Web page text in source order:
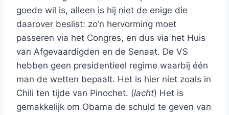
goede wil is, alleen is hij niet de enige die
daarover beslist: zo’n hervorming moet
passeren via het Congres, en dus via het Huis
van Afgevaardigden en de Senaat. De VS
hebben geen presidentieel regime waarbij één
man de wetten bepaalt. Het is hier niet zoals in
Chili ten tijde van Pinochet. (lacht) Het is
gemakkelijk om Obama de schuld te geven van